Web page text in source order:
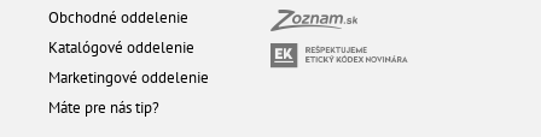
Obchodné oddelenie
Katalógové oddelenie
Marketingové oddelenie
Máte pre nás tip?